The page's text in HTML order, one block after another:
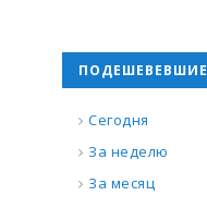
ПОДЕШЕВЕВШИЕ
Сегодня
За неделю
За месяц